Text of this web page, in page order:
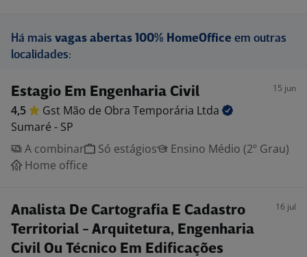
Há mais vagas abertas 100% HomeOffice em outras
localidades:
Estagio Em Engenharia Civil 15 jun
4,5 Gst Mão de Obra Temporária Ltda
Sumaré - SP
A combinar
Só estágios
Ensino Médio (2º Grau)
Home office
Analista De Cartografia E Cadastro
Territorial - Arquitetura, Engenharia
Civil Ou Técnico Em Edificações
16 jul